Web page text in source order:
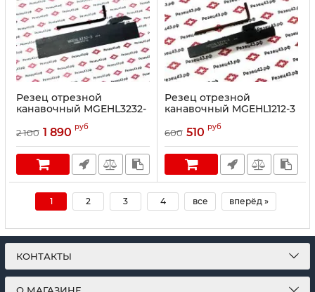
Резец отрезной
канавочный MGEHL3232-
2 100 1 890 руб
Резец отрезной
канавочный MGEHL1212-3
600 510 руб
1 2 3 4 все вперёд »
КОНТАКТЫ